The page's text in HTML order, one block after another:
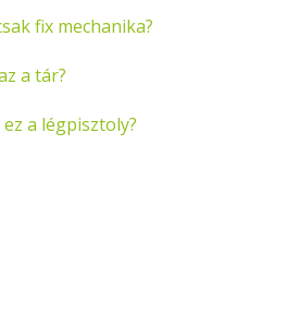
fix mechanika?
a tár?
a légpisztoly?